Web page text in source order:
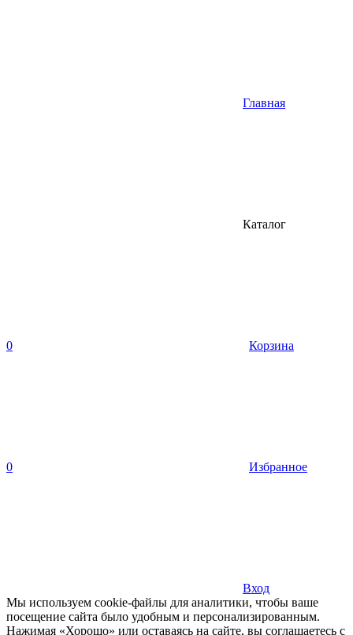
Главная
Каталог
0 Корзина
0 Избранное
Вход
Мы используем cookie-файлы для аналитики, чтобы ваше
посещение сайта было удобным и персонализированным.
Нажимая «Хорошо» или оставаясь на сайте, вы соглашаетесь с